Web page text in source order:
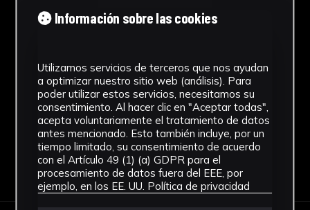
Abstracción Geométrica
Tallada y policromada
Ver más
Descargar Ficha
Información sobre las cookies
Utilizamos servicios de terceros que nos ayudan
a optimizar nuestro sitio web (análisis). Para
poder utilizar estos servicios, necesitamos su
consentimiento. Al hacer clic en "Aceptar todas",
acepta voluntariamente el tratamiento de datos
antes mencionado. Esto también incluye, por un
tiempo limitado, su consentimiento de acuerdo
con el Artículo 49 (1) (a) GDPR para el
procesamiento de datos fuera del EEE, por
ejemplo, en los EE. UU. Política de privacidad